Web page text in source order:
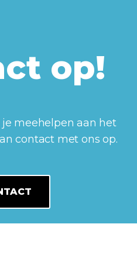
op!
meehelpen aan het
contact met ons op.